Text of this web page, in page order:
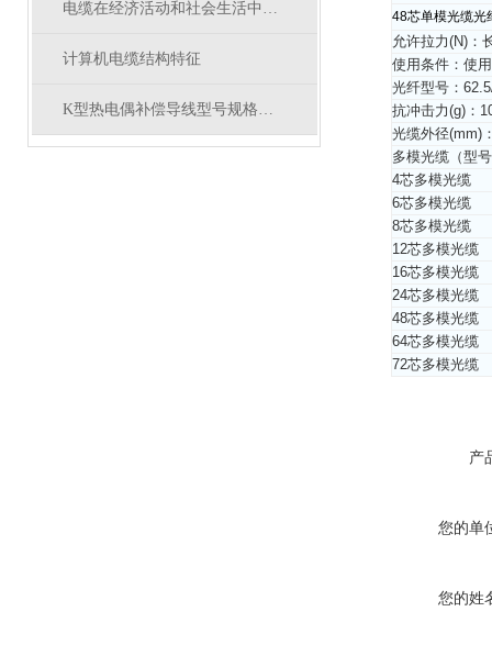
电缆在经济活动和社会生活中是*
计算机电缆结构特征
K型热电偶补偿导线型号规格厂家
48芯单模光缆光
允许拉力(N)：
使用条件：使
光纤型号：
抗冲击力(g)：
光缆外径(mm)
多模光缆（型
4芯多模光缆
6芯多模光缆
8芯多模光缆
12芯多模光缆
16芯多模光缆
24芯多模光缆
48芯多模光缆
64芯多模光缆
72芯多模光缆
产
您的单
您的姓